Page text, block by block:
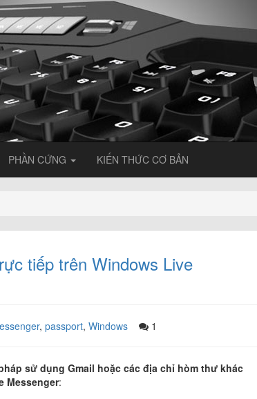
PHẦN CỨNG KIẾN THỨC CƠ BẢN
tiếp trên Windows Live
, passport, Windows 1
sử dụng Gmail hoặc các địa chỉ hòm thư khác
Messenger: